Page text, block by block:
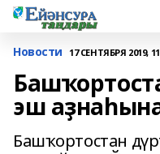
Новости 17 СЕНТЯБРЯ 2019,
эш
Башҡортостан